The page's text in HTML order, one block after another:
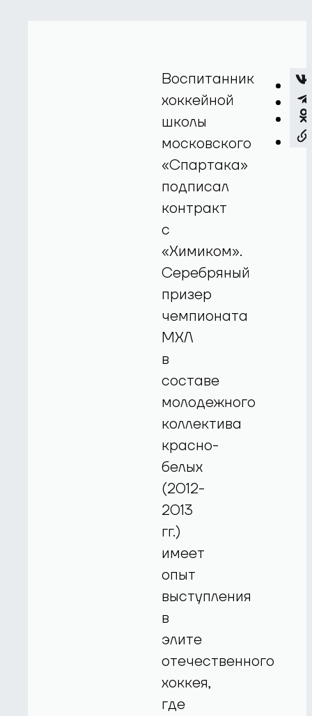
Воспитанник
хоккейной
школы
московского
«Спартака»
подписал
контракт
с
«Химиком».
Серебряный
призер
чемпионата
МХЛ
в
составе
молодежного
коллектива
красно-
белых
(2012-
2013
гг.)
имеет
опыт
выступления
в
элите
отечественного
хоккея,
где